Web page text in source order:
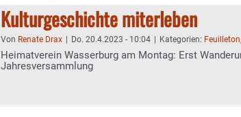
Kulturgeschichte miterleben
Von Renate Drax Do. 20.4.2023 - 10:04 Kategorien: Feuilleton,
Heimatverein Wasserburg am Montag: Erst
Jahresversammlung